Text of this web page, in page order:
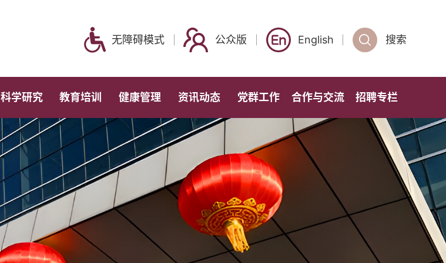
无障碍模式 公众版 English 搜索
科学研究 教育培训 健康管理 资讯动态 党群工作 合作与交流 招聘专栏